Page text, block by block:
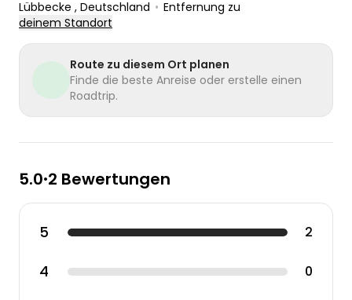
Lübbecke , Deutschland • Entfernung zu
deinem Standort
Route zu diesem Ort planen
Finde die beste Anreise oder erstelle einen
Roadtrip.
5.0•2 Bewertungen
5 2
4 0